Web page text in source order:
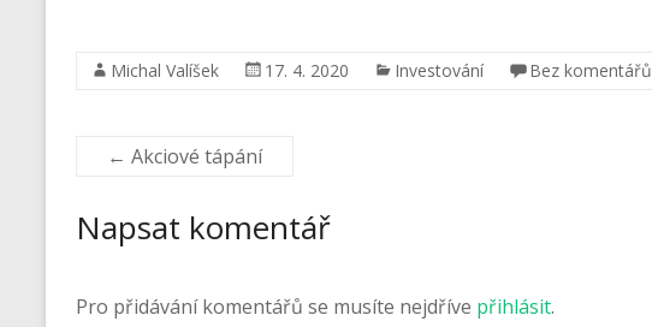
Michal Valíšek 17. 4. 2020 Investování Bez komentářů
← Akciové tápání
Napsat komentář
Pro přidávání komentářů se musíte nejdříve přihlásit.